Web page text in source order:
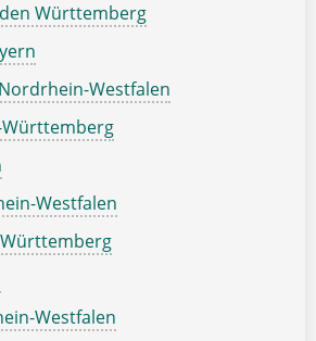
Württemberg
Westfalen
Württemberg
Westfalen
Württemberg
Westfalen